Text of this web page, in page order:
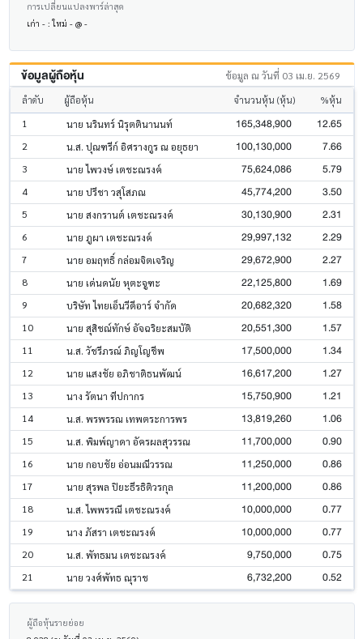
การเปลี่ยนแปลงพาร์ล่าสุด
เก่า - : ใหม่ - @ -
ข้อมูลผู้ถือหุ้น ข้อมูล ณ วันที่ 03 เม.ย. 2569
ลำดับ ผู้ถือหุ้น จำนวนหุ้น (หุ้น) %หุ้น
1 นาย นรินทร์ นิรุตตินานนท์ 165,348,900 12.65
2 น.ส. ปุณฑรีก์ อิศรางกูร ณ อยุธยา 100,130,000 7.66
3 นาย ไพวงษ์ เตชะณรงค์ 75,624,086 5.79
4 นาย ปรีชา วสุโสภณ 45,774,200 3.50
5 นาย สงกรานต์ เตชะณรงค์ 30,130,900 2.31
6 นาย ภูผา เตชะณรงค์ 29,997,132 2.29
7 นาย อมฤทธิ์ กล่อมจิตเจริญ 29,672,900 2.27
8 นาย เด่นดนัย หุตะจูฑะ 22,125,800 1.69
9 บริษัท ไทยเอ็นวีดีอาร์ จำกัด 20,682,320 1.58
10 นาย สุสิชณ์ทักษ์ อัจฉริยะสมบัติ 20,551,300 1.57
11 น.ส. วัชรีภรณ์ ภิญโญชีพ 17,500,000 1.34
12 นาย แสงชัย อภิชาติธนพัฒน์ 16,617,200 1.27
13 นาง รัตนา ทีปกากร 15,750,900 1.21
14 น.ส. พรพรรณ เทพตระการพร 13,819,260 1.06
15 น.ส. พิมพ์ญาดา อัครผลสุวรรณ 11,700,000 0.90
16 นาย กอบชัย อ่อนมณีวรรณ 11,250,000 0.86
17 นาย สุรพล ปิยะธีรธิติวรกุล 11,200,000 0.86
18 น.ส. ไพพรรณี เตชะณรงค์ 10,000,000 0.77
19 นาง ภัสรา เตชะณรงค์ 10,000,000 0.77
20 น.ส. พัทธมน เตชะณรงค์ 9,750,000 0.75
21 นาย วงศ์พัทธ ณุราช 6,732,200 0.52
ผู้ถือหุ้นรายย่อย